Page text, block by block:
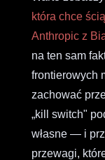
która chce
Anthropic z
na ten sam
frontierowych
zachować
„kill switch"
własne — i
przewagi,